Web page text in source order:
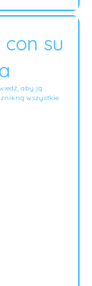
su
aby ją
wszystkie